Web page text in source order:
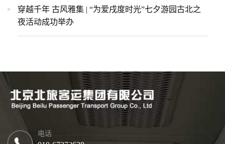
穿越千年 古风雅集 | “为爱戌度时光”七夕游园古北之
夜活动成功举办
电话